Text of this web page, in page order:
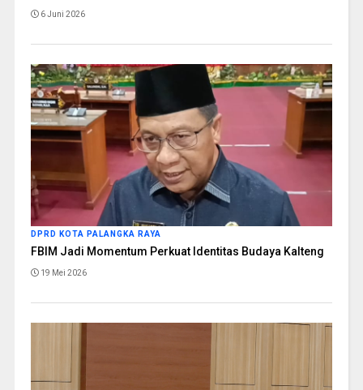
6 Juni 2026
DPRD KOTA PALANGKA RAYA
FBIM Jadi Momentum Perkuat Identitas Budaya Kalteng
19 Mei 2026